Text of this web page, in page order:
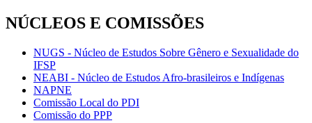
NÚCLEOS E COMISSÕES
NUGS - Núcleo de Estudos Sobre Gênero e Sexualidade do
IFSP
NEABI - Núcleo de Estudos Afro-brasileiros e Indígenas
NAPNE
Comissão Local do PDI
Comissão do PPP